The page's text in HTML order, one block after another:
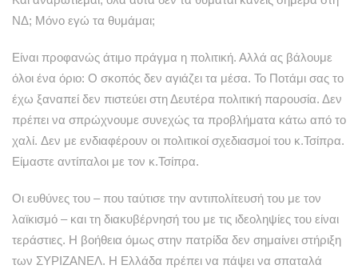
ΝΔ; Μόνο εγώ τα θυμάμαι;
Είναι προφανώς άτιμο πράγμα η πολιτική. Αλλά ας βάλουμε
όλοι ένα όριο: Ο σκοπός δεν αγιάζει τα μέσα. Το Ποτάμι σας το
έχω ξαναπεί δεν πιστεύει στη Δευτέρα πολιτική παρουσία. Δεν
πρέπει να σπρώχνουμε συνεχώς τα προβλήματα κάτω από το
χαλί. Δεν με ενδιαφέρουν οι πολιτικοί σχεδιασμοί του κ.Τσίπρα.
Είμαστε αντίπαλοι με τον κ.Τσίπρα.
Οι ευθύνες του – που ταύτισε την αντιπολίτευσή του με τον
λαϊκισμό – και τη διακυβέρνησή του με τις ιδεοληψίες του είναι
τεράστιες. Η βοήθεια όμως στην πατρίδα δεν σημαίνει στήριξη
των ΣΥΡΙΖΑΝΕΛ. Η Ελλάδα πρέπει να πάψει να σπαταλά